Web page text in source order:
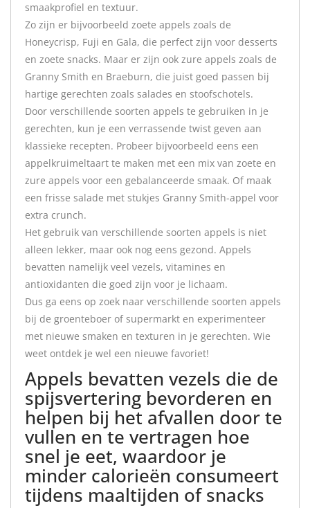
smaakprofiel en textuur.
Zo zijn er bijvoorbeeld zoete appels zoals de
Honeycrisp, Fuji en Gala, die perfect zijn voor desserts
en zoete snacks. Maar er zijn ook zure appels zoals de
Granny Smith en Braeburn, die juist goed passen bij
hartige gerechten zoals salades en stoofschotels.
Door verschillende soorten appels te gebruiken in je
gerechten, kun je een verrassende twist geven aan
klassieke recepten. Probeer bijvoorbeeld eens een
appelkruimeltaart te maken met een mix van zoete en
zure appels voor een gebalanceerde smaak. Of maak
een frisse salade met stukjes Granny Smith-appel voor
extra crunch.
Het gebruik van verschillende soorten appels is niet
alleen lekker, maar ook nog eens gezond. Appels
bevatten namelijk veel vezels, vitamines en
antioxidanten die goed zijn voor je lichaam.
Dus ga eens op zoek naar verschillende soorten appels
bij de groenteboer of supermarkt en experimenteer
met nieuwe smaken en texturen in je gerechten. Wie
weet ontdek je wel een nieuwe favoriet!
Appels bevatten vezels die de
spijsvertering bevorderen en
helpen bij het afvallen door te
vullen en te vertragen hoe
snel je eet, waardoor je
minder calorieën consumeert
tijdens maaltijden of snacks